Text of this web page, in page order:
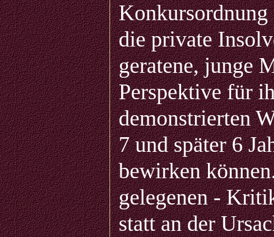
Konkursordnung
die private
geratene, junge
Perspektive für
demonstrierten
7 und später 6
bewirken
gelegenen -
statt an der